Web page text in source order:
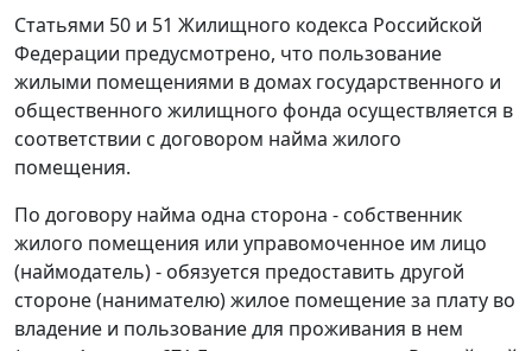
Статьями 50 и 51 Жилищного кодекса Российской
Федерации предусмотрено, что пользование
жилыми помещениями в домах государственного и
общественного жилищного фонда осуществляется в
соответствии с договором найма жилого
помещения.
По договору найма одна сторона - собственник
жилого помещения или управомоченное им лицо
(наймодатель) - обязуется предоставить другой
стороне (нанимателю) жилое помещение за плату во
владение и пользование для проживания в нем